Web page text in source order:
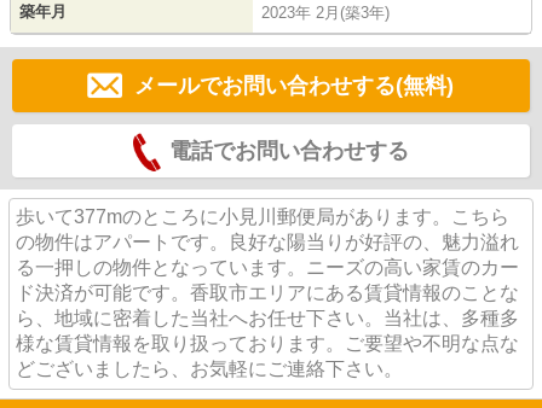
築年月 2023年 2月(築3年)
メールでお問い合わせする(無料)
電話でお問い合わせする
歩いて377mのところに小見川郵便局があります。こちら
の物件はアパートです。良好な陽当りが好評の、魅力溢れ
る一押しの物件となっています。ニーズの高い家賃のカー
ド決済が可能です。香取市エリアにある賃貸情報のことな
ら、地域に密着した当社へお任せ下さい。当社は、多種多
様な賃貸情報を取り扱っております。ご要望や不明な点な
どございましたら、お気軽にご連絡下さい。